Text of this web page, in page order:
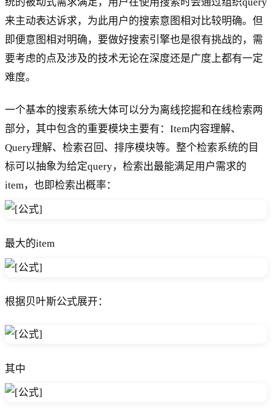
统的被动式需求满足，用户在使用搜索时会通过组织query
来主动表达诉求，为此用户的搜索意图相对比较明确。但
即便意图相对明确，要做好搜索引擎也是很有挑战的，需
要考虑的点及涉及的技术无论在深度还是广度上都有一定
难度。
一个基本的搜索系统大体可以分为离线挖掘和在线检索两
部分，其中包含的重要模块主要有：Item内容理解、
Query理解、检索召回、排序模块等。整个检索系统的目
标可以抽象为给定query，检索出最能满足用户需求的
item，也即检索出概率：
最大的item
根据贝叶斯公式展开：
其中